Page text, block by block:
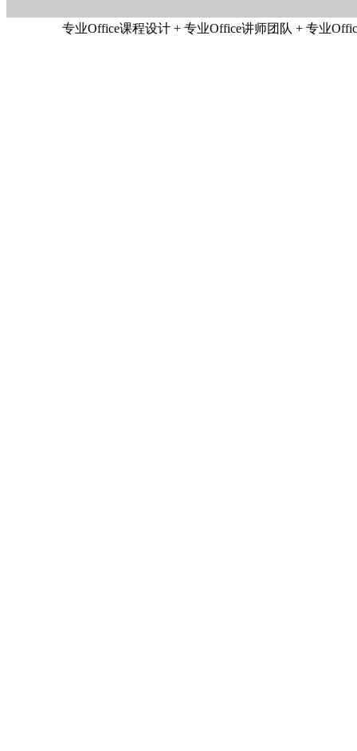
专业Office课程设计 + 专业Office讲师团队 + 专业